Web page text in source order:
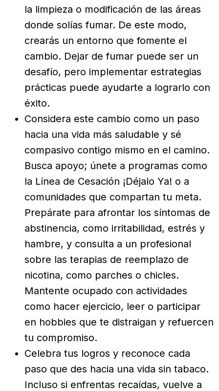
la limpieza o modificación de las áreas
donde solías fumar. De este modo,
crearás un entorno que fomente el
cambio. Dejar de fumar puede ser un
desafío, pero implementar estrategias
prácticas puede ayudarte a lograrlo con
éxito.
Considera este cambio como un paso
hacia una vida más saludable y sé
compasivo contigo mismo en el camino.
Busca apoyo; únete a programas como
la Línea de Cesación ¡Déjalo Ya! o a
comunidades que compartan tu meta.
Prepárate para afrontar los síntomas de
abstinencia, como irritabilidad, estrés y
hambre, y consulta a un profesional
sobre las terapias de reemplazo de
nicotina, como parches o chicles.
Mantente ocupado con actividades
como hacer ejercicio, leer o participar
en hobbies que te distraigan y refuercen
tu compromiso.
Celebra tus logros y reconoce cada
paso que des hacia una vida sin tabaco.
Incluso si enfrentas recaídas, vuelve a